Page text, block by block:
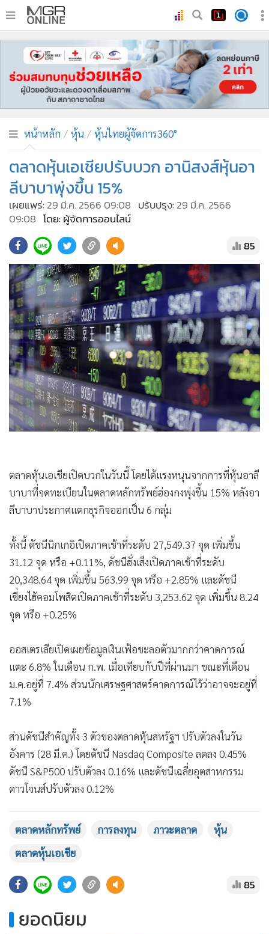
หน้าหลัก
ทันเหตุการณ์
• ภาคใต้
• บันเทิง
ผู้จัดการรายวัน
• คอลัมนิสต์
• ละคร
• CbizReview
• ผู้จัดกวน
• Good health & Well-being
• Green Innovation & SD
• Management & HR
• MGR Live
• Infographic
• การเมือง
• ท่องเที่ยว
• กีฬา
• ต่างประเทศ
• จีน
• ชุมชน-คุณภาพชีวิต
• อาชญากรรม
• เกม
• วิทยาศาสตร์
• SMEs
• หุ้น
•
กองทุนรวม
Celeb Online
• Factcheck
• ญี่ปุ่น
• Gotomanager
หน้าหลัก หุ้น หุ้นไทยผู้จัดการ360°
ตลาดหุ้นเอเชียปรับบวก อานิสงส์หุ้นอา
ลีบาบาพุ่งขึ้น 15%
เผยแพร่: 29 มี.ค. 2566 09:08 ปรับปรุง: 29 มี.ค. 2566
09:08 โดย: ผู้จัดการออนไลน์
85
ตลาดหุ้นเอเชียเปิดบวกในวันนี้ โดยได้แรงหนุนจากการที่หุ้นอาลี
บาบาที่จดทะเบียนในตลาดหลักทรัพย์ฮ่องกงพุ่งขึ้น 15% หลังอา
ลีบาบาประกาศแตกธุรกิจออกเป็น 6 กลุ่ม
ทั้งนี้ ดัชนีนิกเกอิเปิดภาคเช้าที่ระดับ 27,549.37 จุด เพิ่มขึ้น
31.12 จุด หรือ +0.11%, ดัชนีฮั่งเส็งเปิดภาคเช้าที่ระดับ
20,348.64 จุด เพิ่มขึ้น 563.99 จุด หรือ +2.85% และดัชนี
เซี่ยงไฮ้คอมโพสิตเปิดภาคเช้าที่ระดับ 3,253.62 จุด เพิ่มขึ้น 8.24
จุด หรือ +0.25%
ออสเตรเลียเปิดเผยข้อมูลเงินเฟ้อชะลอตัวมากกว่าคาดการณ์
แตะ 6.8% ในเดือน ก.พ. เมื่อเทียบกับปีที่ผ่านมา ขณะที่เดือน
ม.ค.อยู่ที่ 7.4% ส่วนนักเศรษฐศาสตร์คาดการณ์ไว้ว่าอาจจะอยู่ที่
7.1%
ส่วนดัชนีสำคัญทั้ง 3 ตัวของตลาดหุ้นสหรัฐฯ ปรับตัวลงในวัน
อังคาร (28 มี.ค.) โดยดัชนี Nasdaq Composite ลดลง 0.45%
ดัชนี S&P500 ปรับตัวลง 0.16% และดัชนีเฉลี่ยอุตสาหกรรม
ดาวโจนส์ปรับตัวลง 0.12%
ตลาดหลักทรัพย์ การลงทุน ภาวะตลาด
หุ้น
ตลาดหุ้นเอเชีย
85
ยอดนิยม